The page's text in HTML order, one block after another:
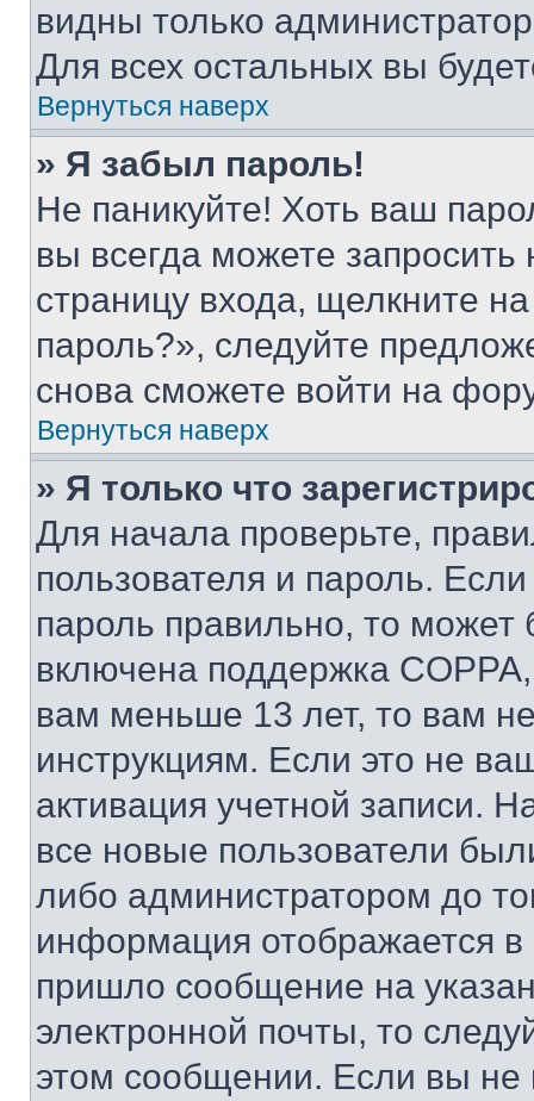
видны только
Для всех остальных вы
Вернуться наверх
» Я забыл пароль!
Не паникуйте! Хоть ваш
вы всегда можете
страницу входа, щелкните
пароль?», следуйте
снова сможете войти на
Вернуться наверх
» Я только что
Для начала проверьте,
пользователя и пароль.
пароль правильно, то может
включена поддержка
вам меньше 13 лет, то вам
инструкциям. Если это не
активация учетной записи.
все новые пользователи
либо администратором до
информация отображается
пришло сообщение на
электронной почты, то
этом сообщении. Если вы